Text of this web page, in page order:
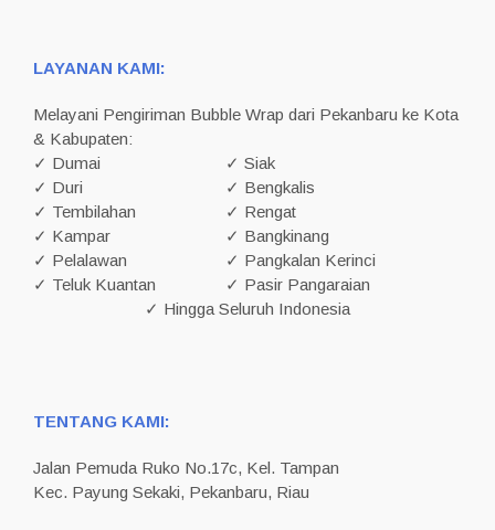
LAYANAN KAMI:
Melayani Pengiriman Bubble Wrap dari Pekanbaru ke Kota
& Kabupaten:
✓ Dumai
✓ Siak
✓ Duri
✓ Bengkalis
✓ Tembilahan
✓ Rengat
✓ Kampar
✓ Bangkinang
✓ Pelalawan
✓ Pangkalan Kerinci
✓ Teluk Kuantan
✓ Pasir Pangaraian
✓ Hingga Seluruh Indonesia
TENTANG KAMI:
Jalan Pemuda Ruko No.17c, Kel. Tampan
Kec. Payung Sekaki, Pekanbaru, Riau